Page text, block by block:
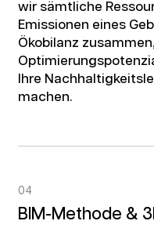
wir sämtliche
Emissionen eines
Ökobilanz
Ihre
machen.
04
BIM-Methode &